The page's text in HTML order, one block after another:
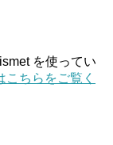
を使ってい
ちらをご覧く